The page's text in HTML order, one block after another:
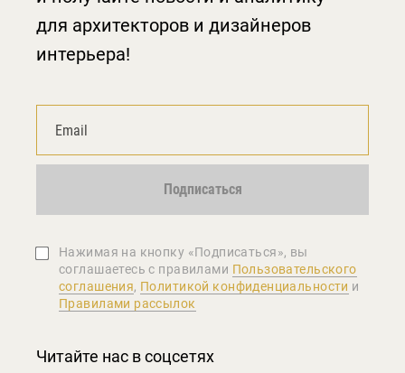
для архитекторов и дизайнеров
интерьера!
Подписаться
Нажимая на кнопку «Подписаться», вы
соглашаетеcь с правилами Пользовательского
соглашения, Политикой конфиденциальности и
Правилами рассылок
Читайте нас в соцсетях